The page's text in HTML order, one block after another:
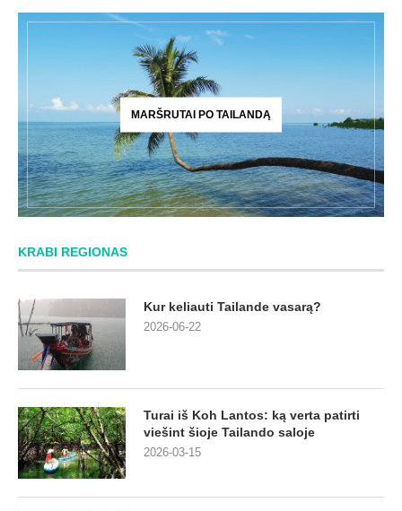
MARŠRUTAI PO TAILANDĄ
KRABI REGIONAS
Kur keliauti Tailande vasarą?
2026-06-22
Turai iš Koh Lantos: ką verta patirti
viešint šioje Tailando saloje
2026-03-15